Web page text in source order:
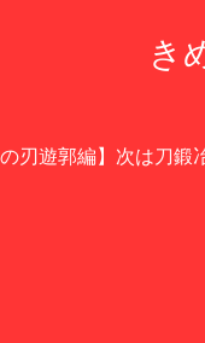
き
刃遊郭編】次は刀鍛